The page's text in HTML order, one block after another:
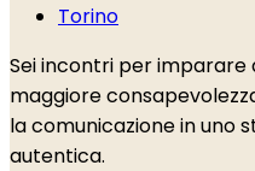
Torino
Sei incontri per
maggiore
la comunicazione in uno
autentica.